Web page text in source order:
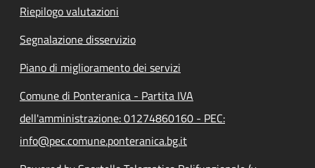
Riepilogo valutazioni
Segnalazione disservizio
Piano di miglioramento dei servizi
Comune di Ponteranica - Partita IVA
dell'amministrazione: 01274860160 - PEC:
info@pec.comune.ponteranica.bg.it